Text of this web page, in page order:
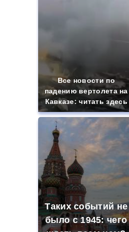
Все новости по
падению вертолета на
Кавказе: читать здесь
Таких событий не
было с 1945: чего